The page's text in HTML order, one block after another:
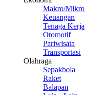
Makro/Mikro
Keuangan
Tenaga Kerja
Otomotif
Pariwisata
Transportasi
Olahraga
Sepakbola
Raket
Balapan